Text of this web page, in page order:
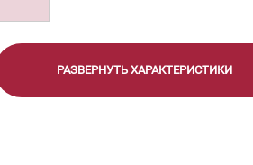
РАЗВЕРНУТЬ ХАРАКТЕРИСТИКИ